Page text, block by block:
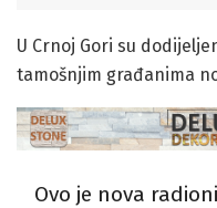
U Crnoj Gori su
tamošnjim građanima
Ovo je nova